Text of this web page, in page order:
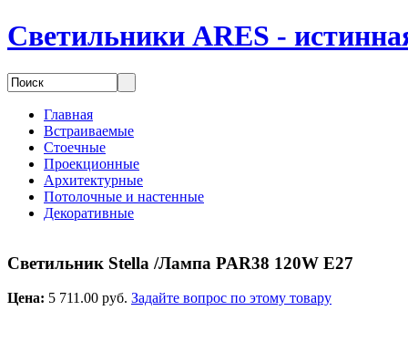
Светильники ARES -
Главная
Встраиваемые
Стоечные
Проекционные
Архитектурные
Потолочные и настенные
Декоративные
Светильник Stella /Лампа PAR38 120W E27
Цена: 5 711.00 руб. Задайте вопрос по этому товару